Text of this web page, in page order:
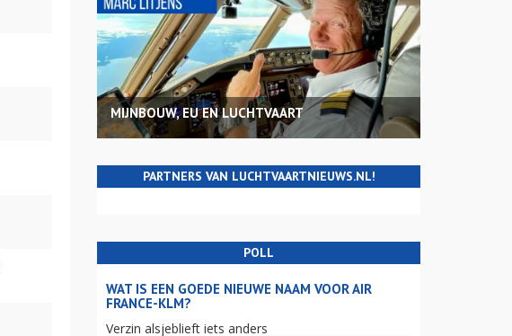
MIJNBOUW, EU EN LUCHTVAART
PARTNERS VAN LUCHTVAARTNIEUWS.NL!
POLL
WAT IS EEN GOEDE NIEUWE NAAM VOOR AIR
FRANCE-KLM?
Verzin alsjeblieft iets anders